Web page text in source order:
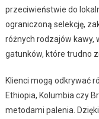
przeciwieństwie do
ograniczoną selekcję,
różnych rodzajów kawy,
gatunków, które trudno
Klienci mogą odkrywać
Ethiopia, Kolumbia czy
metodami palenia.